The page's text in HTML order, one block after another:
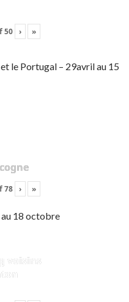
50 › »
le Portugal – 29avril au 15
78 › »
au 18 octobre
voisins